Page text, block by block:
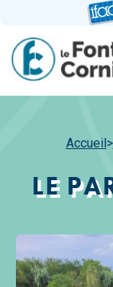
contenu
Accueil>
LE